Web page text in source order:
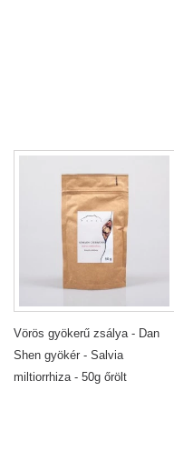
Vörös gyökerű zsálya - Dan
Shen gyökér - Salvia
miltiorrhiza - 50g őrölt